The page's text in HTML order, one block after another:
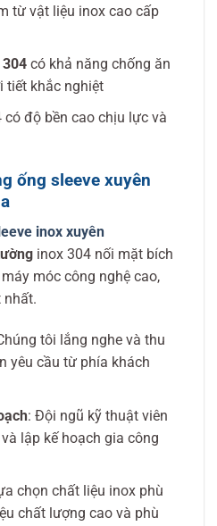
từ vật liệu inox cao cấp
có khả năng chống ăn
tiết khắc nghiệt
độ bền cao chịu lực và
ống sleeve xuyên
inox xuyên
inox 304 nối mặt bích
móc công nghệ cao,
nhất.
tôi lắng nghe và thu
yêu cầu từ phía khách
: Đội ngũ kỹ thuật viên
lập kế hoạch gia công
chọn chất liệu inox phù
chất lượng cao và phù